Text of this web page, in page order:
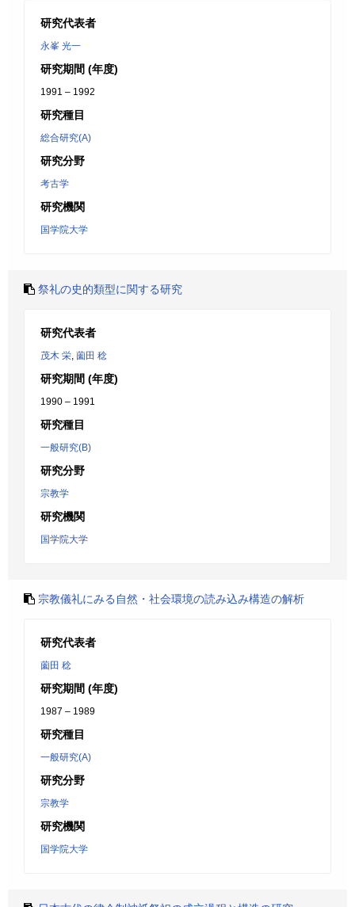
研究代表者
永峯 光一
研究期間 (年度)
1991 – 1992
研究種目
総合研究(A)
研究分野
考古学
研究機関
国学院大学
祭礼の史的類型に関する研究
研究代表者
茂木 栄, 薗田 稔
研究期間 (年度)
1990 – 1991
研究種目
一般研究(B)
研究分野
宗教学
研究機関
国学院大学
宗教儀礼にみる自然・社会環境の読み込み構造の解析
研究代表者
薗田 稔
研究期間 (年度)
1987 – 1989
研究種目
一般研究(A)
研究分野
宗教学
研究機関
国学院大学